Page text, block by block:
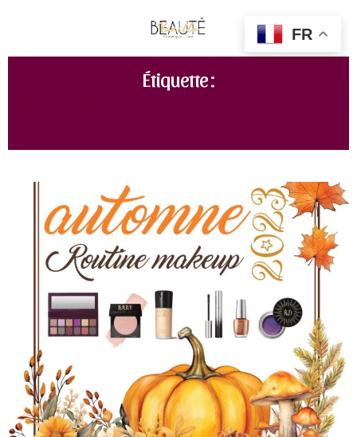
Étiquette :
FR